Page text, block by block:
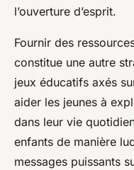
l’ouverture d’esprit.
Fournir des
constitue une autre
jeux éducatifs axés
aider les jeunes à
dans leur vie
enfants de manière
messages puissants